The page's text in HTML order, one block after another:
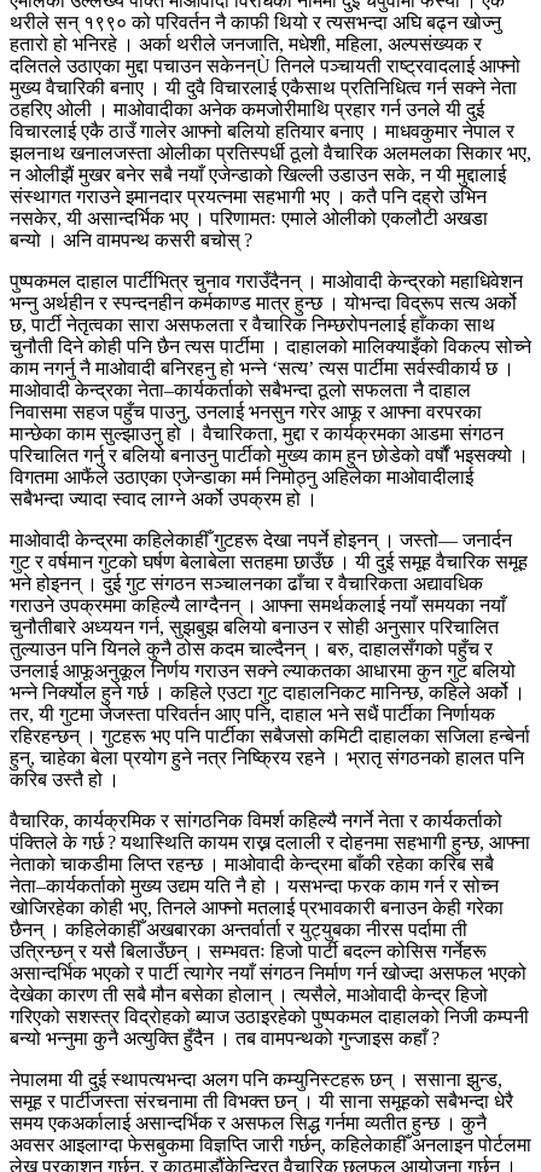
थरीले सन् १९९० को परिवर्तन नै काफी थियो र त्यसभन्दा अघि बढ्न खोज्नु
हतारो हो भनिरहे । अर्का थरीले जनजाति, मधेशी, महिला, अल्पसंख्यक र
दलितले उठाएका मुद्दा पचाउन सकेनन्Ù तिनले पञ्चायती राष्ट्रवादलाई आफ्नो
मुख्य वैचारिकी बनाए । यी दुवै विचारलाई एकैसाथ प्रतिनिधित्व गर्न सक्ने नेता
ठहरिए ओली । माओवादीका अनेक कमजोरीमाथि प्रहार गर्न उनले यी दुई
विचारलाई एकै ठाउँ गालेर आफ्नो बलियो हतियार बनाए । माधवकुमार नेपाल र
झलनाथ खनालजस्ता ओलीका प्रतिस्पर्धी ठूलो वैचारिक अलमलका सिकार भए,
न ओलीझैं मुखर बनेर सबै नयाँ एजेन्डाको खिल्ली उडाउन सके, न यी मुद्दालाई
संस्थागत गराउने इमानदार प्रयत्नमा सहभागी भए । कतै पनि दह्रो उभिन
नसकेर, यी असान्दर्भिक भए । परिणामतः एमाले ओलीको एकलौटी अखडा
बन्यो । अनि वामपन्थ कसरी बचोस् ?
पुष्पकमल दाहाल पार्टीभित्र चुनाव गराउँदैनन् । माओवादी केन्द्रको महाधिवेशन
भन्नु अर्थहीन र स्पन्दनहीन कर्मकाण्ड मात्र हुन्छ । योभन्दा विद्रूप सत्य अर्को
छ, पार्टी नेतृत्वका सारा असफलता र वैचारिक निम्छरोपनलाई हाँकका साथ
चुनौती दिने कोही पनि छैन त्यस पार्टीमा । दाहालको मालिक्याइँको विकल्प सोच्ने
काम नगर्नु नै माओवादी बनिरहनु हो भन्ने ‘सत्य’ त्यस पार्टीमा सर्वस्वीकार्य छ ।
माओवादी केन्द्रका नेता–कार्यकर्ताको सबैभन्दा ठूलो सफलता नै दाहाल
निवासमा सहज पहुँच पाउनु, उनलाई भनसुन गरेर आफू र आफ्ना वरपरका
मान्छेका काम सुल्झाउनु हो । वैचारिकता, मुद्दा र कार्यक्रमका आडमा संगठन
परिचालित गर्नु र बलियो बनाउनु पार्टीको मुख्य काम हुन छोडेको वर्षौं भइसक्यो ।
विगतमा आफैंले उठाएका एजेन्डाका मर्म निमोठ्नु अहिलेका माओवादीलाई
सबैभन्दा ज्यादा स्वाद लाग्ने अर्को उपक्रम हो ।
माओवादी केन्द्रमा कहिलेकाहीँ गुटहरू देखा नपर्ने होइनन् । जस्तो— जनार्दन
गुट र वर्षमान गुटको घर्षण बेलाबेला सतहमा छाउँछ । यी दुई समूह वैचारिक समूह
भने होइनन् । दुई गुट संगठन सञ्चालनका ढाँचा र वैचारिकता अद्यावधिक
गराउने उपक्रममा कहिल्यै लाग्दैनन् । आफ्ना समर्थकलाई नयाँ समयका नयाँ
चुनौतीबारे अध्ययन गर्न, सुझबुझ बलियो बनाउन र सोही अनुसार परिचालित
तुल्याउन पनि यिनले कुनै ठोस कदम चाल्दैनन् । बरु, दाहालसँगको पहुँच र
उनलाई आफूअनुकूल निर्णय गराउन सक्ने ल्याकतका आधारमा कुन गुट बलियो
भन्ने निर्क्योल हुने गर्छ । कहिले एउटा गुट दाहालनिकट मानिन्छ, कहिले अर्को ।
तर, यी गुटमा जेजस्ता परिवर्तन आए पनि, दाहाल भने सधैं पार्टीका निर्णायक
रहिरहन्छन् । गुटहरू भए पनि पार्टीका सबैजसो कमिटी दाहालका सजिला हन्बेर्ना
हुन्, चाहेका बेला प्रयोग हुने नत्र निष्क्रिय रहने । भ्रातृ संगठनको हालत पनि
करिब उस्तै हो ।
वैचारिक, कार्यक्रमिक र सांगठनिक विमर्श कहिल्यै नगर्ने नेता र कार्यकर्ताको
पंक्तिले के गर्छ ? यथास्थिति कायम राख्न दलाली र दोहनमा सहभागी हुन्छ, आफ्ना
नेताको चाकडीमा लिप्त रहन्छ । माओवादी केन्द्रमा बाँकी रहेका करिब सबै
नेता–कार्यकर्ताको मुख्य उद्यम यति नै हो । यसभन्दा फरक काम गर्न र सोच्न
खोजिरहेका कोही भए, तिनले आफ्नो मतलाई प्रभावकारी बनाउन केही गरेका
छैनन् । कहिलेकाहीँ अखबारका अन्तर्वार्ता र युट्युबका नीरस पर्दामा ती
उत्रिन्छन् र यसै बिलाउँछन् । सम्भवतः हिजो पार्टी बदल्न कोसिस गर्नेहरू
असान्दर्भिक भएको र पार्टी त्यागेर नयाँ संगठन निर्माण गर्न खोज्दा असफल भएको
देखेका कारण ती सबै मौन बसेका होलान् । त्यसैले, माओवादी केन्द्र हिजो
गरिएको सशस्त्र विद्रोहको ब्याज उठाइरहेको पुष्पकमल दाहालको निजी कम्पनी
बन्यो भन्नुमा कुनै अत्युक्ति हुँदैन । तब वामपन्थको गुन्जाइस कहाँ ?
नेपालमा यी दुई स्थापत्यभन्दा अलग पनि कम्युनिस्टहरू छन् । ससाना झुन्ड,
समूह र पार्टीजस्ता संरचनामा ती विभक्त छन् । यी साना समूहको सबैभन्दा धेरै
समय एकअर्कालाई असान्दर्भिक र असफल सिद्ध गर्नमा व्यतीत हुन्छ । कुनै
अवसर आइलाग्दा फेसबुकमा विज्ञप्ति जारी गर्छन्, कहिलेकाहीँ अनलाइन पोर्टलमा
लेख प्रकाशन गर्छन्, र काठमाडौंकेन्द्रित वैचारिक छलफल आयोजना गर्छन् ।